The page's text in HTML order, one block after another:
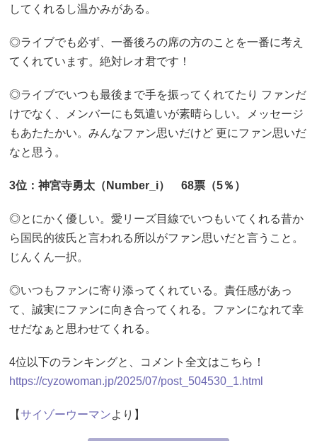
してくれるし温かみがある。
◎ライブでも必ず、一番後ろの席の方のことを一番に考え
てくれています。絶対レオ君です！
◎ライブでいつも最後まで手を振ってくれてたり ファンだ
けでなく、メンバーにも気遣いが素晴らしい。メッセージ
もあたたかい。みんなファン思いだけど 更にファン思いだ
なと思う。
3位：神宮寺勇太（Number_i） 68票（5％）
◎とにかく優しい。愛リーズ目線でいつもいてくれる昔か
ら国民的彼氏と言われる所以がファン思いだと言うこと。
じんくん一択。
◎いつもファンに寄り添ってくれている。責任感があっ
て、誠実にファンに向き合ってくれる。ファンになれて幸
せだなぁと思わせてくれる。
4位以下のランキングと、コメント全文はこちら！
https://cyzowoman.jp/2025/07/post_504530_1.html
【サイゾーウーマンより】